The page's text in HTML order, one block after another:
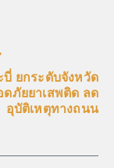
บี่ ยกระดับจังหวัด
ดภัยยาเสพติด ลด
อุบัติเหตุทางถนน